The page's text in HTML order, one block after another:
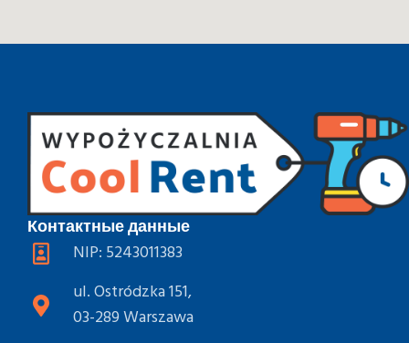
Контактные данные
NIP: 5243011383
ul. Ostródzka 151,
03-289 Warszawa